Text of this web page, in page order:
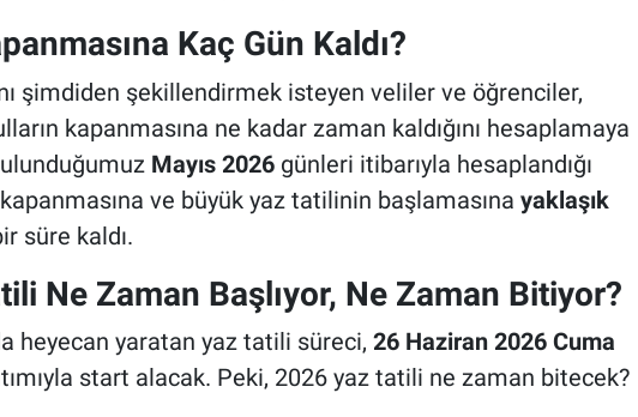
Kaç Gün Kaldı?
şimdiden şekillendirmek isteyen veliler ve öğrenciler,
kapanmasına ne kadar zaman kaldığını hesaplamaya
Mayıs 2026günleri itibarıyla hesaplandığı
ve büyük yaz tatilinin başlamasına yaklaşık
süre kaldı.
Ne Zaman Başlıyor, Ne Zaman Bitiyor?
heyecan yaratan yaz tatili süreci, 26 Haziran 2026 Cuma
start alacak. Peki, 2026 yaz tatili ne zaman bitecek?